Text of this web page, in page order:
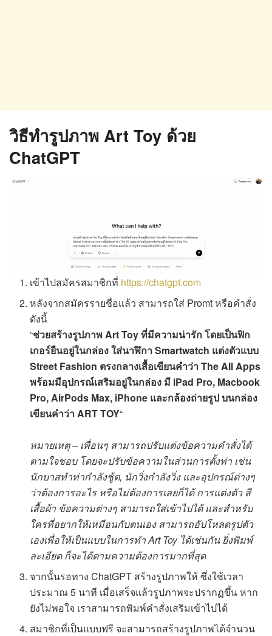
วิธีทำรูปภาพ Art Toy ด้วย
ChatGPT
เข้าไปสมัครสมาชิกที่ https://chatgpt.com
หลังจากสมัครรายชื่อแล้ว สามารถใส่ Promt หรือคำสั่ง
ดังนี้
“ช่วยสร้างรูปภาพ Art Toy ที่มีความน่ารัก โดยเป็นฟิก
เกอร์ยืนอยู่ในกล่อง ใส่นาฬิกา Smartwatch แต่งตัวแบบ
Street Fashion ตรงกลางเสื้อเขียนคำว่า The All Apps
พร้อมมีอุปกรณ์เสริมอยู่ในกล่อง มี iPad Pro, Macbook
Pro, AirPods Max, iPhone และกล้องถ่ายรูป บนกล่อง
เขียนคำว่า ART TOY“
หมายเหตุ – เพื่อนๆ สามารถปรับแต่งข้อความคำสั่งได้
ตามใจชอบ โดยจะปรับข้อความในส่วนการตั้งท่า เช่น
นักบาสทำท่ากำลังชู้ต, นักวิ่งกำลังวิ่ง และอุปกรณ์ต่างๆ
ว่าต้องการอะไร หรือไม่ต้องการเลยก็ได้ การแต่งตัว สี
เสื้อผ้า ข้อความต่างๆ สามารถใส่เข้าไปได้ และสำหรับ
ใครที่อยากให้เหมือนกับตนเอง สามารถอัปโหลดรูปตัว
เองเพื่อให้เป็นแบบในการทำ Art Toy ได้เช่นกัน ยิ่งพิมพ์
ละเอียด ก็จะได้ตามความต้องการมากที่สุด
จากนั้นรอทาง ChatGPT สร้างรูปภาพให้ ซึ่งใช้เวลา
ประมาณ 5 นาที เมื่อเสร็จแล้วรูปภาพจะปรากฏขึ้น หาก
ยังไม่พอใจ เราสามารถพิมพ์คำสั่งเสริมเข้าไปได้
สมาชิกที่เป็นแบบฟรี จะสามารถสร้างรูปภาพได้จำนวน